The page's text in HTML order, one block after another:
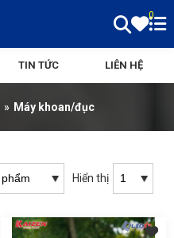
0
TIN TỨC LIÊN HỆ
» Máy khoan/đục
Hiển thị